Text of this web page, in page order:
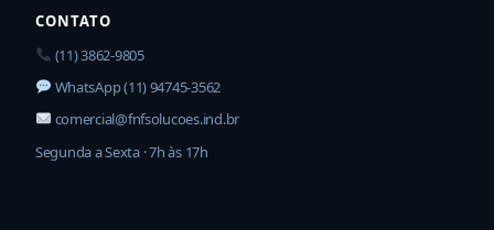
CONTATO
(11) 3862-9805
WhatsApp (11) 94745-3562
comercial@fnfsolucoes.ind.br
Segunda a Sexta · 7h às 17h